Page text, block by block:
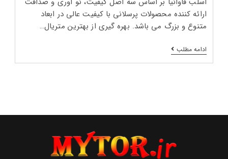
ارائه کننده محصولات پرسلانی با کیفیت عالی در ابعاد
متنوع و بزرگ می باشد. بهره گیری از بهترین متریال…
ادامه مطلباسلب
فاوانیا
(کاشی